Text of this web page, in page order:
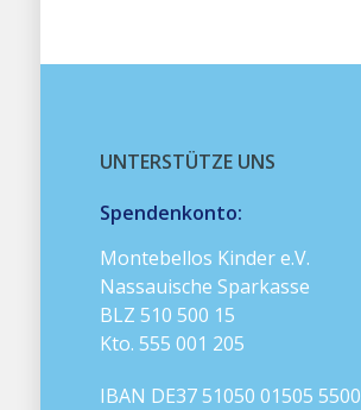
UNTERSTÜTZE UNS
Spendenkonto:
Montebellos Kinder e.V.
Nassauische Sparkasse
BLZ 510 500 15
Kto. 555 001 205
IBAN DE37 51050 01505 5500